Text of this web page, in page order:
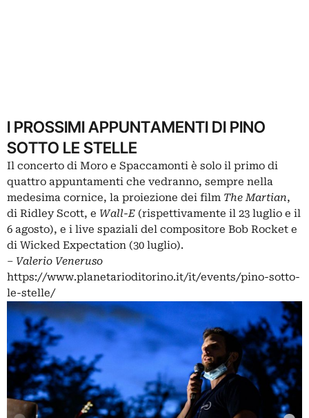
I PROSSIMI APPUNTAMENTI DI PINO
SOTTO LE STELLE
Il concerto di Moro e Spaccamonti è solo il primo di
quattro appuntamenti che vedranno, sempre nella
medesima cornice, la proiezione dei film The Martian,
di Ridley Scott, e Wall-E (rispettivamente il 23 luglio e il
6 agosto), e i live spaziali del compositore Bob Rocket e
di Wicked Expectation (30 luglio).
‒ Valerio Veneruso
https://www.planetarioditorino.it/it/events/pino-sotto-
le-stelle/